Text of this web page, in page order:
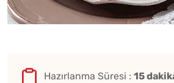
Hazırlanma Süresi : 15